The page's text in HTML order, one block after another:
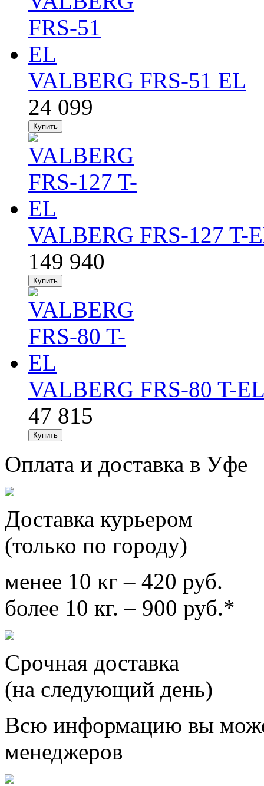
VALBERG FRS-51 EL
24 099
VALBERG FRS-127 T-
149 940
VALBERG FRS-80 T-
47 815
Оплата и доставка в Уфе
Доставка курьером
(только по городу)
менее 10 кг – 420 руб.
более 10 кг. – 900 руб.*
Срочная доставка
(на следующий день)
Всю информацию вы
менеджеров